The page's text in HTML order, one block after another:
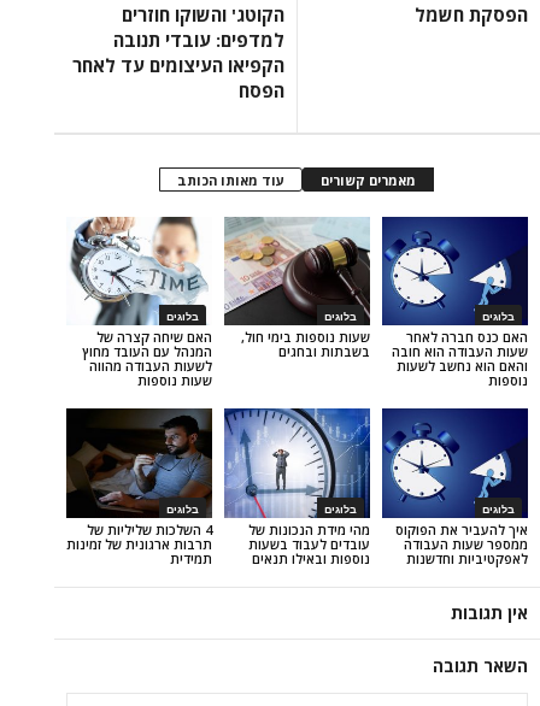
הקוטג' והשוקו חוזרים
למדפים: עובדי תנובה
הקפיאו העיצומים עד לאחר
עוד מאותו הכותב
האם שיחה קצרה של
המנהל עם העובד מחוץ
לשעות העבודה מהווה
שעות נוספות בימי חול,
בשבתות ובחגים
לאחר
חובה
לשעות
בלוגים
4 השלכות שליליות של
תרבות ארגונית של זמינות
תמידית
מהי מידת הנכונות של
עובדים לעבוד בשעות
נוספות ובאילו תנאים
הפוקוס